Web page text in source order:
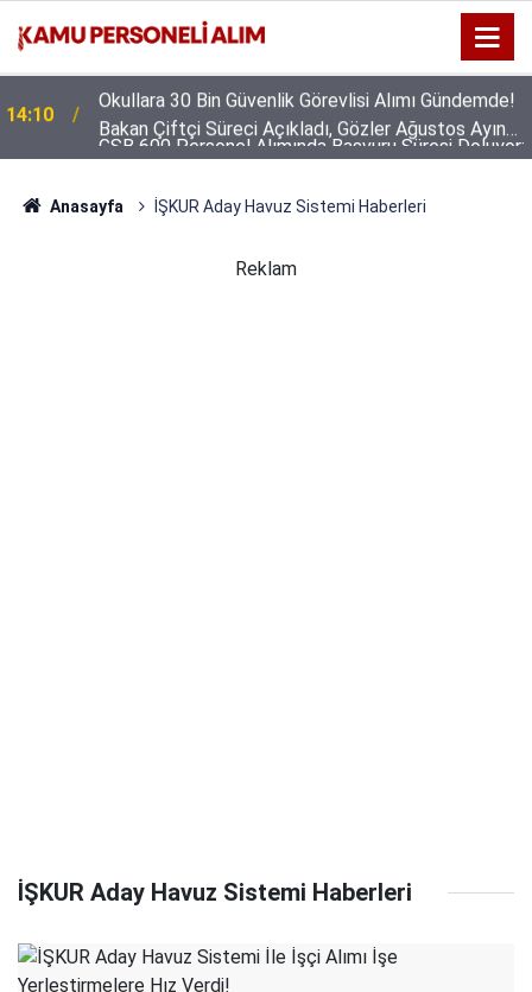
Okullara 30 Bin Güvenlik Görevlisi Alımı Gündemde!
Bakan Çiftçi Süreci Açıkladı, Gözler Ağustos Ayına
Çevrildi
16:44
GSB 600 Personel Alımında Başvuru Süresi Doluyor:
Son Gün Yarın
Anasayfa İŞKUR Aday Havuz Sistemi Haberleri
Reklam
İŞKUR Aday Havuz Sistemi Haberleri